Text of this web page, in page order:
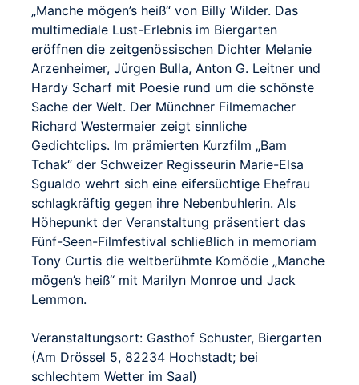
„Manche mögen’s heiß“ von Billy Wilder. Das
multimediale Lust-Erlebnis im Biergarten
eröffnen die zeitgenössischen Dichter Melanie
Arzenheimer, Jürgen Bulla, Anton G. Leitner und
Hardy Scharf mit Poesie rund um die schönste
Sache der Welt. Der Münchner Filmemacher
Richard Westermaier zeigt sinnliche
Gedichtclips. Im prämierten Kurzfilm „Bam
Tchak“ der Schweizer Regisseurin Marie-Elsa
Sgualdo wehrt sich eine eifersüchtige Ehefrau
schlagkräftig gegen ihre Nebenbuhlerin. Als
Höhepunkt der Veranstaltung präsentiert das
Fünf-Seen-Filmfestival schließlich in memoriam
Tony Curtis die weltberühmte Komödie „Manche
mögen’s heiß“ mit Marilyn Monroe und Jack
Lemmon.
Veranstaltungsort: Gasthof Schuster, Biergarten
(Am Drössel 5, 82234 Hochstadt; bei
schlechtem Wetter im Saal)